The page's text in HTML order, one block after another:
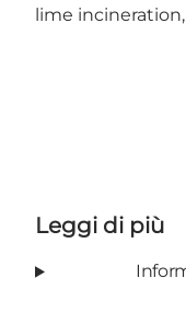
lime
Leggi di più